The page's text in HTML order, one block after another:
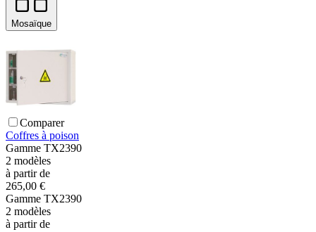
Mosaïque
Comparer
Coffres à poison
Gamme TX2390
2 modèles
à partir de
265,00 €
Gamme TX2390
2 modèles
à partir de